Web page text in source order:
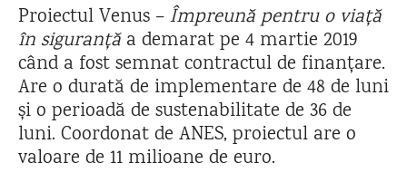
Proiectul Venus – Împreună pentru o viață
în siguranțăa demarat pe 4 martie 2019
când a fost semnat contractul de finanțare.
Are o durată de implementare de 48 de luni
și o perioadă de sustenabilitate de 36 de
luni. Coordonat de ANES, proiectul are o
valoare de 11 milioane de euro.